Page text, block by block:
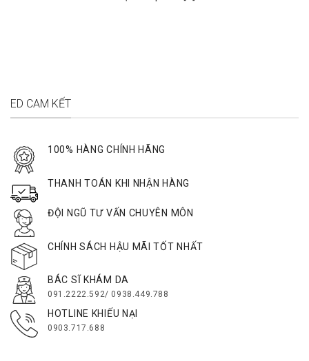
ED CAM KẾT
100% HÀNG CHÍNH HÃNG
THANH TOÁN KHI NHẬN HÀNG
ĐỘI NGŨ TƯ VẤN CHUYÊN MÔN
CHÍNH SÁCH HẬU MÃI TỐT NHẤT
BÁC SĨ KHÁM DA
091.2222.592/ 0938.449.788
HOTLINE KHIẾU NẠI
0903.717.688